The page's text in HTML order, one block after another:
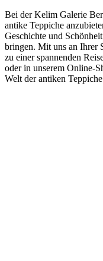
Bei der Kelim Galerie
antike Teppiche
Geschichte und
bringen. Mit uns an Ihrer
zu einer spannenden
oder in unserem Online-
Welt der antiken